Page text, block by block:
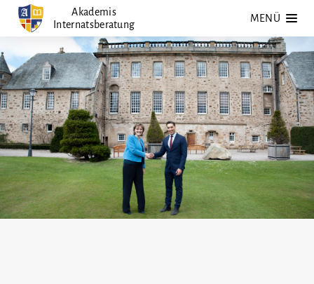
Zum
Inhalt
springen
Akademis
Internatsberatung
MENÜ